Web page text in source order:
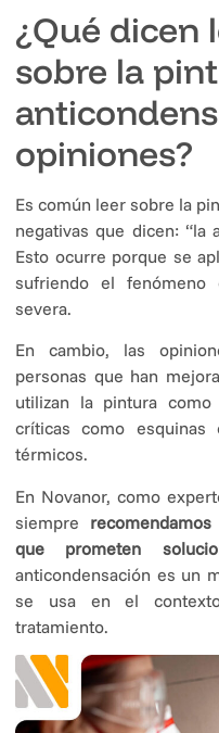
¿Qué dicen
sobre la
opiniones?
Es común leer sobre la
negativas que dicen: “la
Esto ocurre porque se
sufriendo el
severa.
En cambio, las
personas que han
utilizan la pintura
críticas como
térmicos.
En Novanor, como
siempre
que prometen
anticondensación es un
se usa en el
tratamiento.